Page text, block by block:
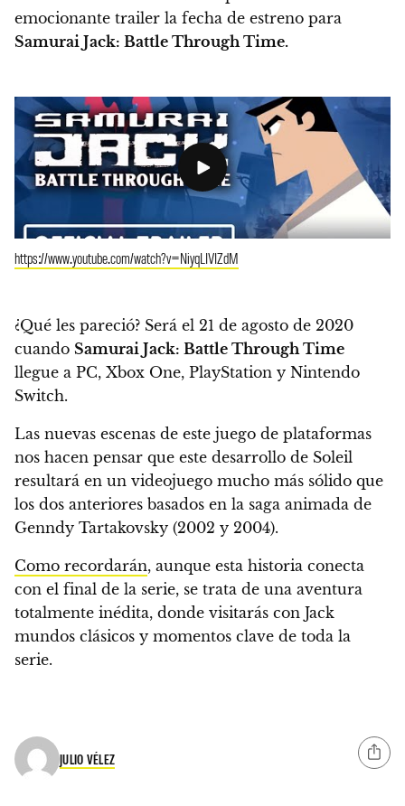
emocionante trailer la fecha de estreno para
Samurai Jack: Battle Through Time.
https://www.youtube.com/watch?v=NiyqLIVIZdM
¿Qué les pareció? Será el 21 de agosto de 2020
cuando Samurai Jack: Battle Through Time
llegue a PC, Xbox One, PlayStation y Nintendo
Switch.
Las nuevas escenas de este juego de plataformas
nos hacen pensar que este desarrollo de Soleil
resultará en un videojuego mucho más sólido que
los dos anteriores basados en la saga animada de
Genndy Tartakovsky (2002 y 2004).
Como recordarán, aunque esta historia conecta
con el final de la serie, se trata de una aventura
totalmente inédita, donde visitarás con Jack
mundos clásicos y momentos clave de toda la
serie.
JULIO VÉLEZ